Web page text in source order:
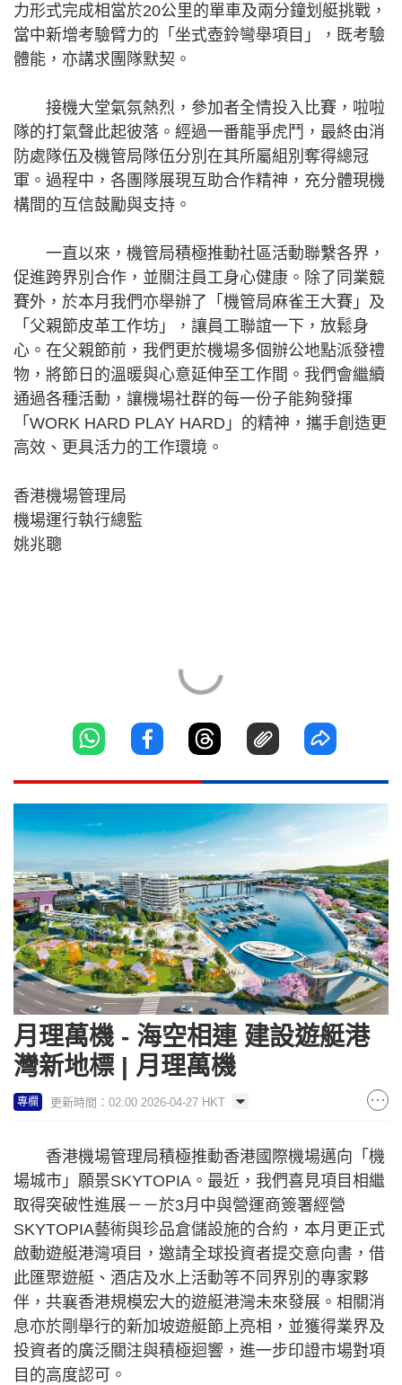
力形式完成相當於20公里的單車及兩分鐘划艇挑戰，
當中新增考驗臂力的「坐式壺鈴彎舉項目」，既考驗
體能，亦講求團隊默契。
接機大堂氣氛熱烈，參加者全情投入比賽，啦啦
隊的打氣聲此起彼落。經過一番龍爭虎鬥，最終由消
防處隊伍及機管局隊伍分別在其所屬組別奪得總冠
軍。過程中，各團隊展現互助合作精神，充分體現機
構間的互信鼓勵與支持。
一直以來，機管局積極推動社區活動聯繫各界，
促進跨界別合作，並關注員工身心健康。除了同業競
賽外，於本月我們亦舉辦了「機管局麻雀王大賽」及
「父親節皮革工作坊」，讓員工聯誼一下，放鬆身
心。在父親節前，我們更於機場多個辦公地點派發禮
物，將節日的溫暖與心意延伸至工作間。我們會繼續
通過各種活動，讓機場社群的每一份子能夠發揮
「WORK HARD PLAY HARD」的精神，攜手創造更
高效、更具活力的工作環境。
香港機場管理局
機場運行執行總監
姚兆聰
月理萬機 - 海空相連 建設遊艇港
灣新地標 | 月理萬機
專欄 更新時間：02:00 2026-04-27 HKT
香港機場管理局積極推動香港國際機場邁向「機
場城市」願景SKYTOPIA。最近，我們喜見項目相繼
取得突破性進展－－於3月中與營運商簽署經營
SKYTOPIA藝術與珍品倉儲設施的合約，本月更正式
啟動遊艇港灣項目，邀請全球投資者提交意向書，借
此匯聚遊艇、酒店及水上活動等不同界別的專家夥
伴，共襄香港規模宏大的遊艇港灣未來發展。相關消
息亦於剛舉行的新加坡遊艇節上亮相，並獲得業界及
投資者的廣泛關注與積極迴響，進一步印證市場對項
目的高度認可。